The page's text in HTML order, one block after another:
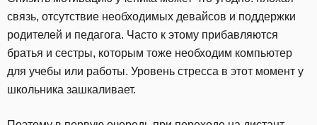
связь, отсутствие необходимых девайсов и поддержки
родителей и педагога. Часто к этому прибавляются
братья и сестры, которым тоже необходим компьютер
для учебы или работы. Уровень стресса в этот момент у
школьника зашкаливает.